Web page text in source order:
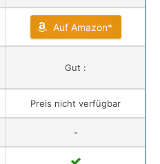
Auf Amazon*
Gut :
Preis nicht verfügbar
-